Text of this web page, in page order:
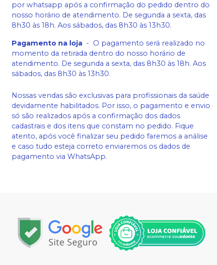
por whatsapp após a confirmação do pedido dentro do
nosso horário de atendimento. De segunda a sexta, das
8h30 às 18h. Aos sábados, das 8h30 às 13h30.
Pagamento na loja - O pagamento será realizado no
momento da retirada dentro do nosso horário de
atendimento. De segunda a sexta, das 8h30 às 18h. Aos
sábados, das 8h30 às 13h30.
Nossas vendas são exclusivas para profissionais da saúde
devidamente habilitados. Por isso, o pagamento e envio
só são realizados após a confirmação dos dados
cadastrais e dos itens que constam no pedido. Fique
atento, após você finalizar seu pedido faremos a análise
e caso tudo esteja correto enviaremos os dados de
pagamento via WhatsApp.